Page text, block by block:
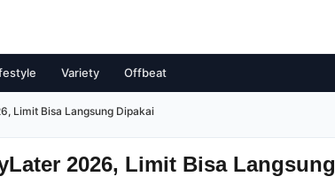
Variety Offbeat
Limit Bisa Langsung Dipakai
2026, Limit Bisa Langsung